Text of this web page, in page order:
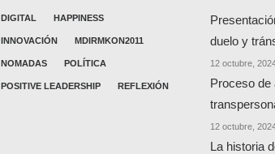
DIGITAL HAPPINESS
INNOVACIÓN MDIRMKON2011
NOMADAS POLÍTICA
POSITIVE LEADERSHIP REFLEXIÓN
duelo y
12 octubre,
Proceso de
12 octubre,
La historia